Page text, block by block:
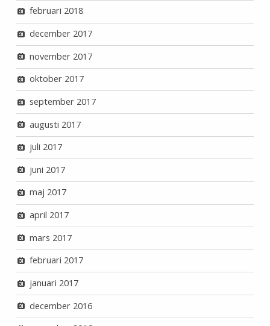
februari 2018
december 2017
november 2017
oktober 2017
september 2017
augusti 2017
juli 2017
juni 2017
maj 2017
april 2017
mars 2017
februari 2017
januari 2017
december 2016